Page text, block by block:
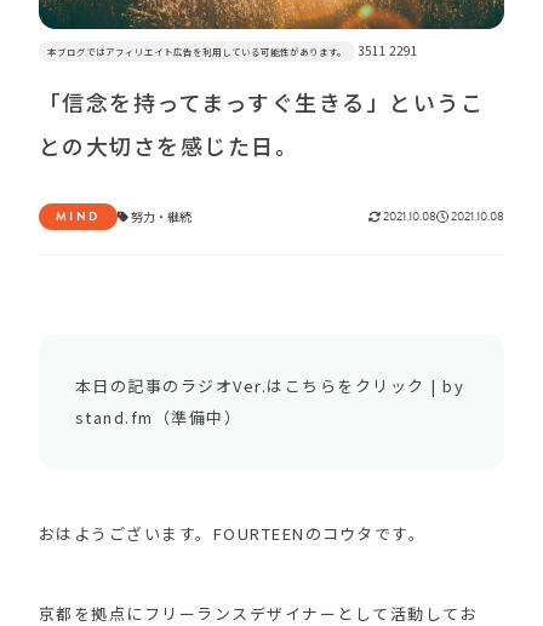
本ブログではアフィリエイト広告を利用している可能性があります。 3511 2291
「信念を持ってまっすぐ生きる」というこ
との大切さを感じた日。
MIND 努力・ 継続 2021.10.08 2021.10.08
本日の記事のラジオVer.はこちらをクリック | by
stand.fm（準備中）
おはようございます。FOURTEENのコウタです。
京都を拠点にフリーランスデザイナーとして活動してお